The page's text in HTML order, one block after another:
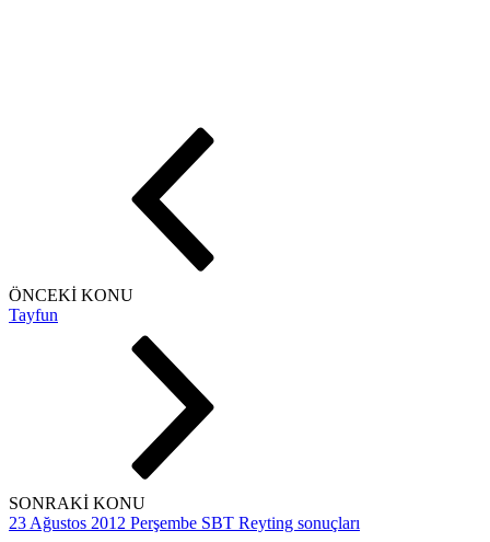
ÖNCEKİ KONU
Tayfun
SONRAKİ KONU
23 Ağustos 2012 Perşembe SBT Reyting sonuçları